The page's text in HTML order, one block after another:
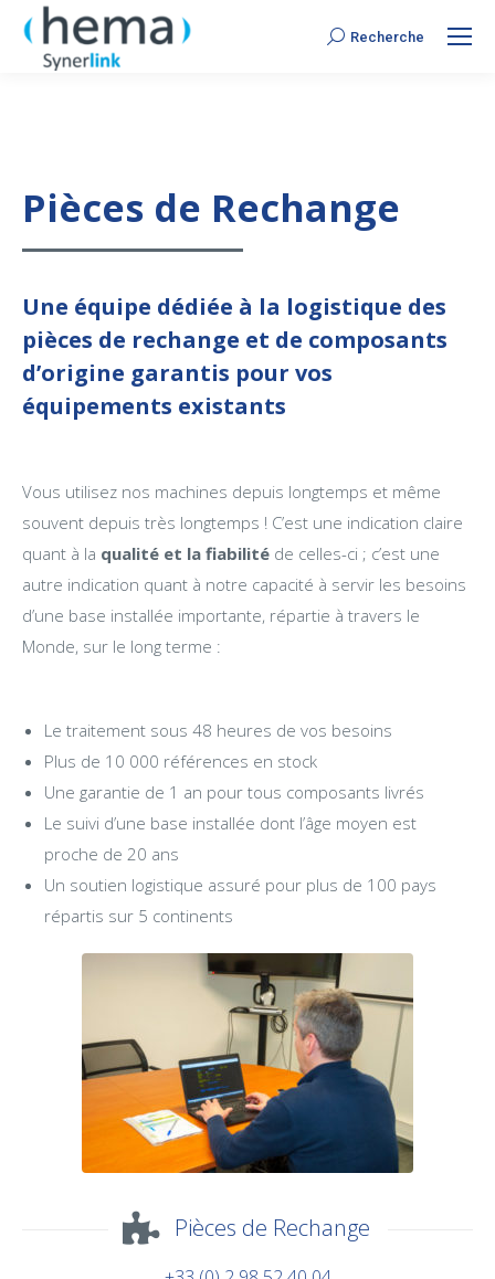
Search:
Recherche
Pièces de Rechange
Une équipe dédiée à la logistique des
pièces de rechange et de composants
d’origine garantis pour vos
équipements existants
Vous utilisez nos machines depuis longtemps et même
souvent depuis très longtemps ! C’est une indication claire
quant à la qualité et la fiabilité de celles-ci ; c’est une
autre indication quant à notre capacité à servir les besoins
d’une base installée importante, répartie à travers le
Monde, sur le long terme :
Le traitement sous 48 heures de vos besoins
Plus de 10 000 références en stock
Une garantie de 1 an pour tous composants livrés
Le suivi d’une base installée dont l’âge moyen est
proche de 20 ans
Un soutien logistique assuré pour plus de 100 pays
répartis sur 5 continents
Pièces de Rechange